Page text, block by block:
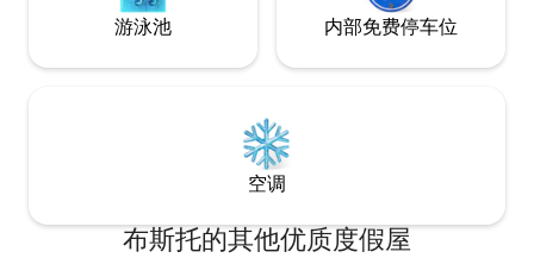
游泳池 内部免费停车位
空调
布斯托的其他优质度假屋